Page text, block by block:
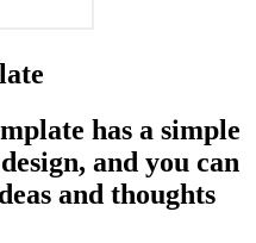
has a simple
and you can
and thoughts